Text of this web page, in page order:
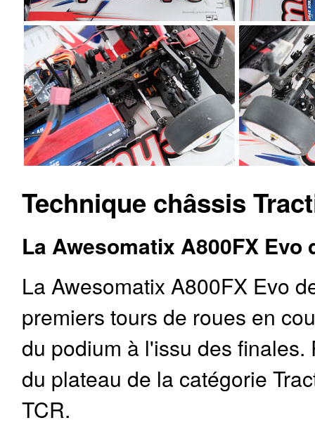
Technique châssis
La Awesomatix A800FX
La Awesomatix A800FX Evo
premiers tours de roues en
du podium à l'issu des
du plateau de la catégorie
TCR.